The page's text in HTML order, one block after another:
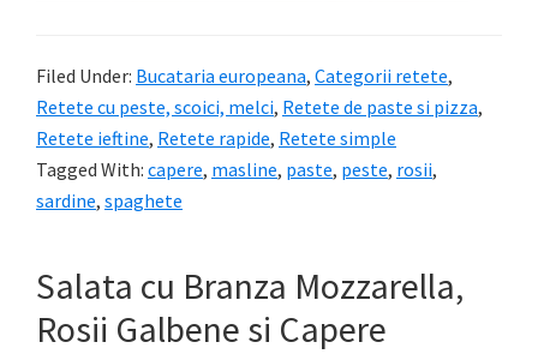
Filed Under: Bucataria europeana, Categorii retete,
Retete cu peste, scoici, melci, Retete de paste si pizza,
Retete ieftine, Retete rapide, Retete simple
Tagged With: capere, masline, paste, peste, rosii,
sardine, spaghete
Salata cu Branza Mozzarella,
Rosii Galbene si Capere